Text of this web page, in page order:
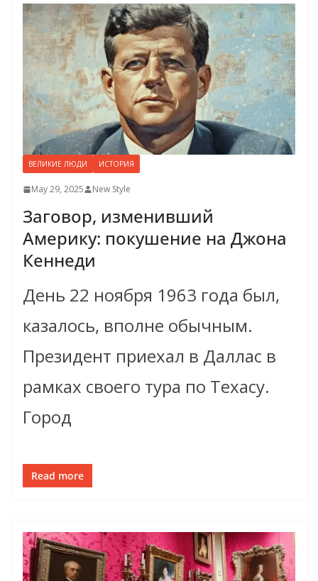
ВЕЛИКИЕ ЛЮДИ ИСТОРИЯ
May 29, 2025 New Style
Заговор, изменивший
Америку: покушение на Джона
Кеннеди
День 22 ноября 1963 года был,
казалось, вполне обычным.
Президент приехал в Даллас в
рамках своего тура по Техасу.
Город
Read more